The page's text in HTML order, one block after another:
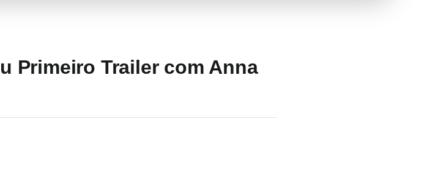
Primeiro Trailer com Anna